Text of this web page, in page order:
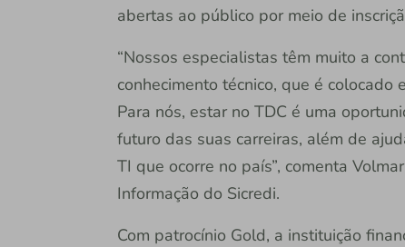
abertas ao público por meio de
“Nossos especialistas têm muito a
conhecimento técnico, que é
Para nós, estar no TDC é uma
futuro das suas carreiras, além de
TI que ocorre no país”, comenta
Informação do Sicredi.
Com patrocínio Gold, a instituição